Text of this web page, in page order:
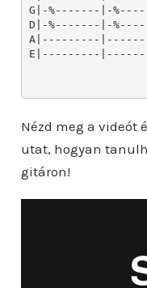
Nézd meg a videót
utat, hogyan
gitáron!